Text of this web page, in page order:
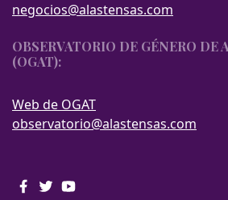
negocios@alastensas.com
OBSERVATORIO DE GÉNERO DE
(OGAT):
Web de OGAT
observatorio@alastensas.com